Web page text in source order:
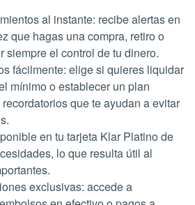
al instante: recibe alertas en
que hagas una compra, retiro o
siempre el control de tu dinero.
fácilmente: elige si quieres liquidar
mínimo o establecer un plan
que te ayudan a evitar
en tu tarjeta Klar Platino de
lo que resulta útil al
exclusivas: accede a